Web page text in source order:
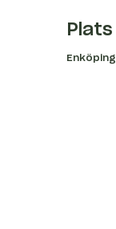
Plats
Enköping